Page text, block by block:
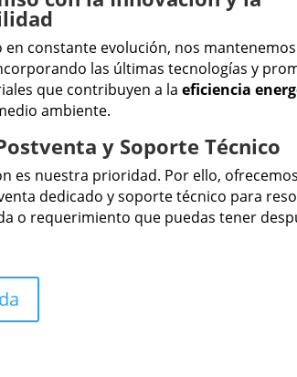
en constante evolución, nos
las últimas tecnologías y
que contribuyen a laeficiencia
ambiente.
y Soporte Técnico
es nuestra prioridad. Por ello,
dedicado y soporte técnico para
o requerimiento que puedas tener